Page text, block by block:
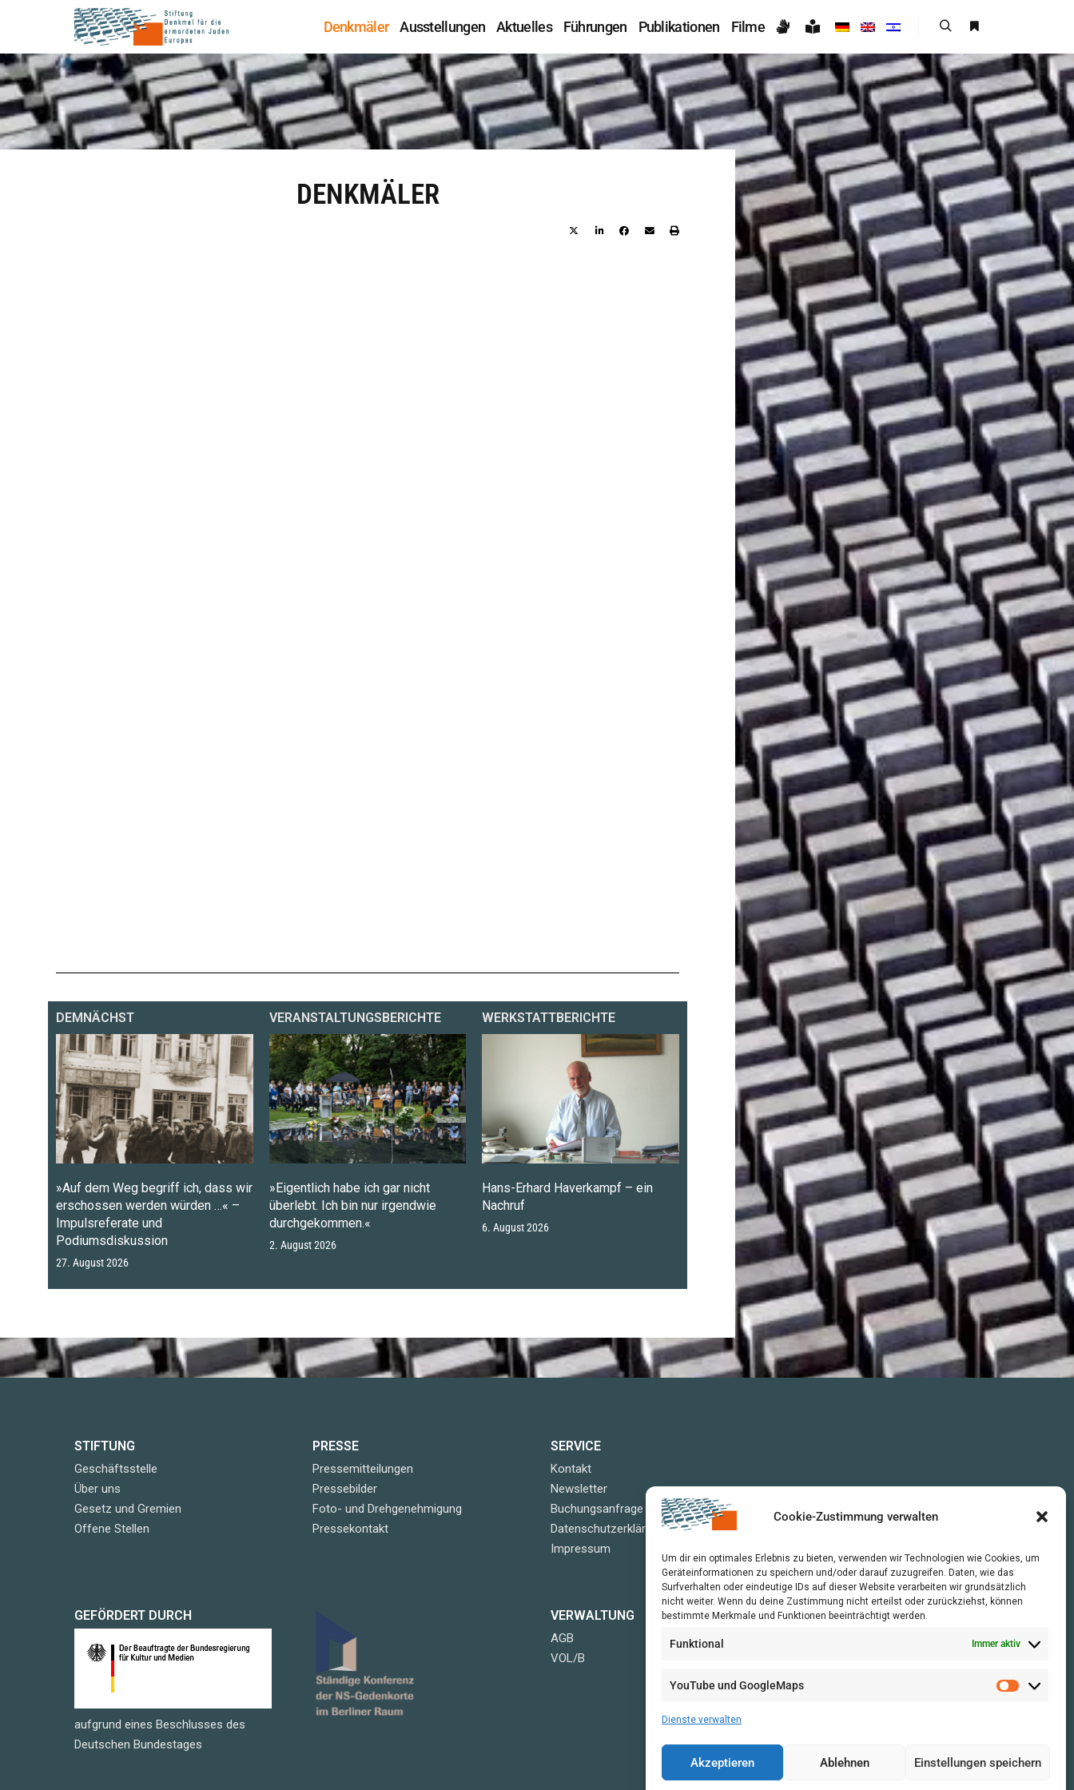
Cookie-Zustimmung verwalten
Um dir ein optimales Erlebnis zu bieten, verwenden wir Technologien wie Cookies, um
Geräteinformationen zu speichern und/oder darauf zuzugreifen. Daten, wie das
Surfverhalten oder eindeutige IDs auf dieser Website verarbeiten wir grundsätzlich
nicht weiter. Wenn du deine Zustimmung nicht erteilst oder zurückziehst, können
bestimmte Merkmale und Funktionen beeinträchtigt werden.
Funktional Immer aktiv
YouTube und GoogleMaps
Dienste verwalten
Akzeptieren Ablehnen Einstellungen speichern
Denkmäler Ausstellungen Aktuelles Führungen Publikationen Filme
DENKMÄLER
DEMNÄCHST
»Auf dem Weg begriff ich, dass wir
erschossen werden würden …« –
Impulsreferate und
Podiumsdiskussion
27. August 2026
VERANSTALTUNGSBERICHTE
»Eigentlich habe ich gar nicht
überlebt. Ich bin nur irgendwie
durchgekommen.«
2. August 2026
WERKSTATTBERICHTE
Hans-Erhard Haverkampf – ein
Nachruf
6. August 2026
STIFTUNG
Geschäftsstelle
Über uns
Gesetz und Gremien
Offene Stellen
PRESSE
Pressemitteilungen
Pressebilder
Foto- und Drehgenehmigung
Pressekontakt
SERVICE
Kontakt
Newsletter
Buchungsanfrage
Datenschutzerklärung
Impressum
GEFÖRDERT DURCH
aufgrund eines Beschlusses des
Deutschen Bundestages
VERWALTUNG
AGB
VOL/B